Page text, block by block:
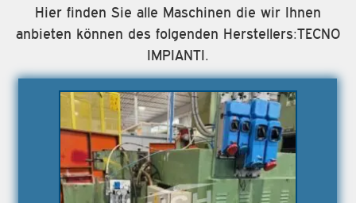
Hier finden Sie alle Maschinen die wir Ihnen
anbieten können des folgenden Herstellers:TECNO
IMPIANTI.